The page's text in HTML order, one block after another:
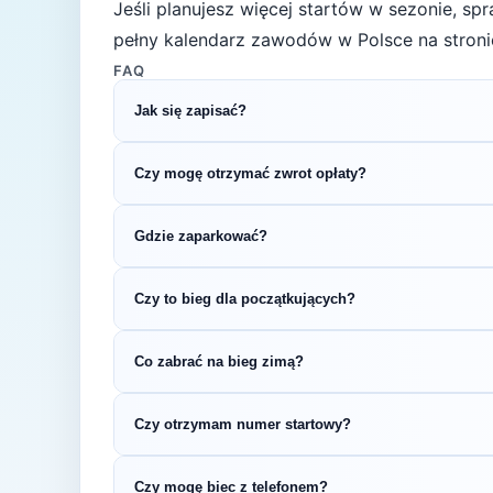
Jeśli planujesz więcej startów w sezonie,
pełny kalendarz zawodów w Polsce na
FAQ
Jak się zapisać?
rejestracyjnym.
Czy mogę otrzymać zwrot opłaty?
Gdzie zaparkować?
organizatora.
Czy to bieg dla początkujących?
sprawdzić swoje możliwości bez
Co zabrać na bieg zimą?
przyczepnością. Nie ma złej pogody — jest
Czy otrzymam numer startowy?
Czy mogę biec z telefonem?